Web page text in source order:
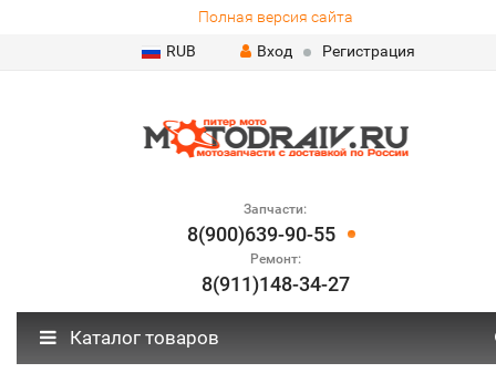
Полная версия сайта
RUB
Вход Регистрация
Запчасти:
8(900)639-90-55
Ремонт:
8(911)148-34-27
Каталог товаров